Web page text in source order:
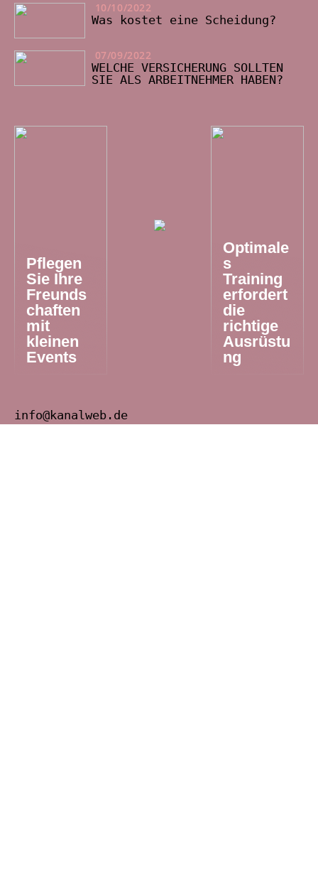
10/10/2022
Was kostet eine Scheidung?
07/09/2022
WELCHE VERSICHERUNG SOLLTEN
SIE ALS ARBEITNEHMER HABEN?
Pflegen
Sie Ihre
Freunds
chaften
mit
kleinen
Events
Optimale
s
Training
erfordert
die
richtige
Ausrüstu
ng
info@kanalweb.de